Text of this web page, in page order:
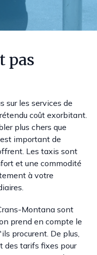
pas
sur les services de
coût exorbitant.
plus chers que
important de
Les taxis sont
et une commodité
à votre
Montana sont
prend en compte le
procurent. De plus,
des tarifs fixes pour